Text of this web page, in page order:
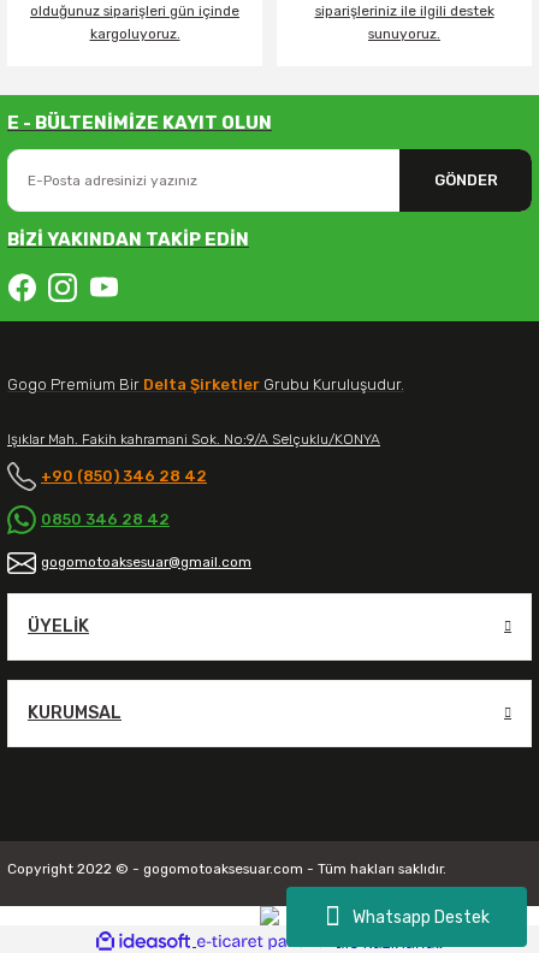
Whatsapp Destek
olduğunuz siparişleri gün içinde
kargoluyoruz.
siparişleriniz ile ilgili destek
sunuyoruz.
E - BÜLTENİMİZE KAYIT OLUN
GÖNDER
BİZİ YAKINDAN TAKİP EDİN
Gogo Premium Bir Delta Şirketler Grubu Kuruluşudur.
Işıklar Mah. Fakih kahramani Sok. No:9/A Selçuklu/KONYA
+90 (850) 346 28 42
0850 346 28 42
gogomotoaksesuar@gmail.com
ÜYELIK
KURUMSAL
Copyright 2022 © - gogomotoaksesuar.com - Tüm hakları saklıdır.
ideasoft